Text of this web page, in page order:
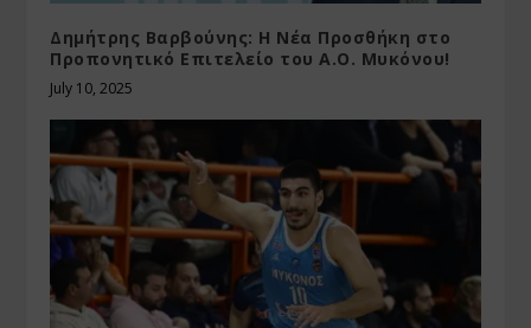
Δημήτρης Βαρβούνης: Η Νέα Προσθήκη στο
Προπονητικό Επιτελείο του Α.Ο. Μυκόνου!
July 10, 2025